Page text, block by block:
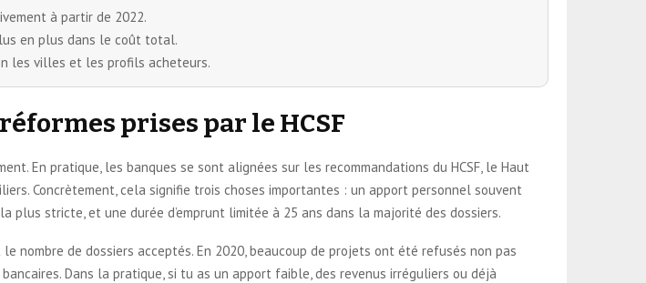
à partir de 2022.
en plus dans le coût total.
les villes et les profils acheteurs.
prises par le HCSF
En pratique, les banques se sont alignées sur les recommandations du HCSF, le Haut
Concrètement, cela signifie trois choses importantes : un apport personnel souvent
stricte, et une durée d’emprunt limitée à 25 ans dans la majorité des dossiers.
nombre de dossiers acceptés. En 2020, beaucoup de projets ont été refusés non pas
Dans la pratique, si tu as un apport faible, des revenus irréguliers ou déjà